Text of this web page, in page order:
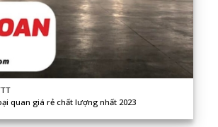
quan giá rẻ chất lượng nhất 2023